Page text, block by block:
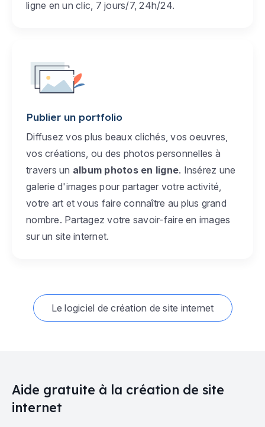
ligne en un clic, 7 jours/7, 24h/24.
Publier un portfolio
Diffusez vos plus beaux clichés, vos oeuvres,
vos créations, ou des photos personnelles à
travers un album photos en ligne. Insérez une
galerie d'images pour partager votre activité,
votre art et vous faire connaître au plus grand
nombre. Partagez votre savoir-faire en images
sur un site internet.
Le logiciel de création de site internet
Aide gratuite à la création de site
internet